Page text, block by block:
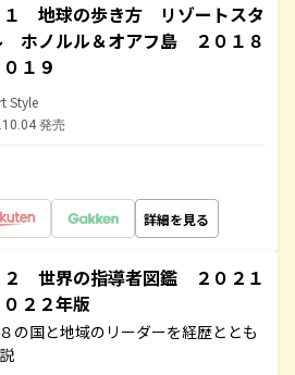
１ 地球の歩き方 リゾートスタ
ホノルル＆オアフ島 ２０１８
１９
Style
発売
詳細を見る
２ 世界の指導者図鑑 ２０２１
２２年版
の国と地域のリーダーを経歴ととも